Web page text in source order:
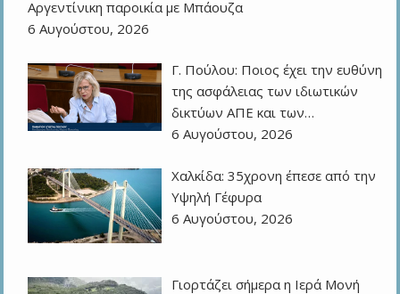
Αργεντίνικη παροικία με Μπάουζα
6 Αυγούστου, 2026
Γ. Πούλου: Ποιος έχει την ευθύνη
της ασφάλειας των ιδιωτικών
δικτύων ΑΠΕ και των…
6 Αυγούστου, 2026
Χαλκίδα: 35χρονη έπεσε από την
Υψηλή Γέφυρα
6 Αυγούστου, 2026
Γιορτάζει σήμερα η Ιερά Μονή